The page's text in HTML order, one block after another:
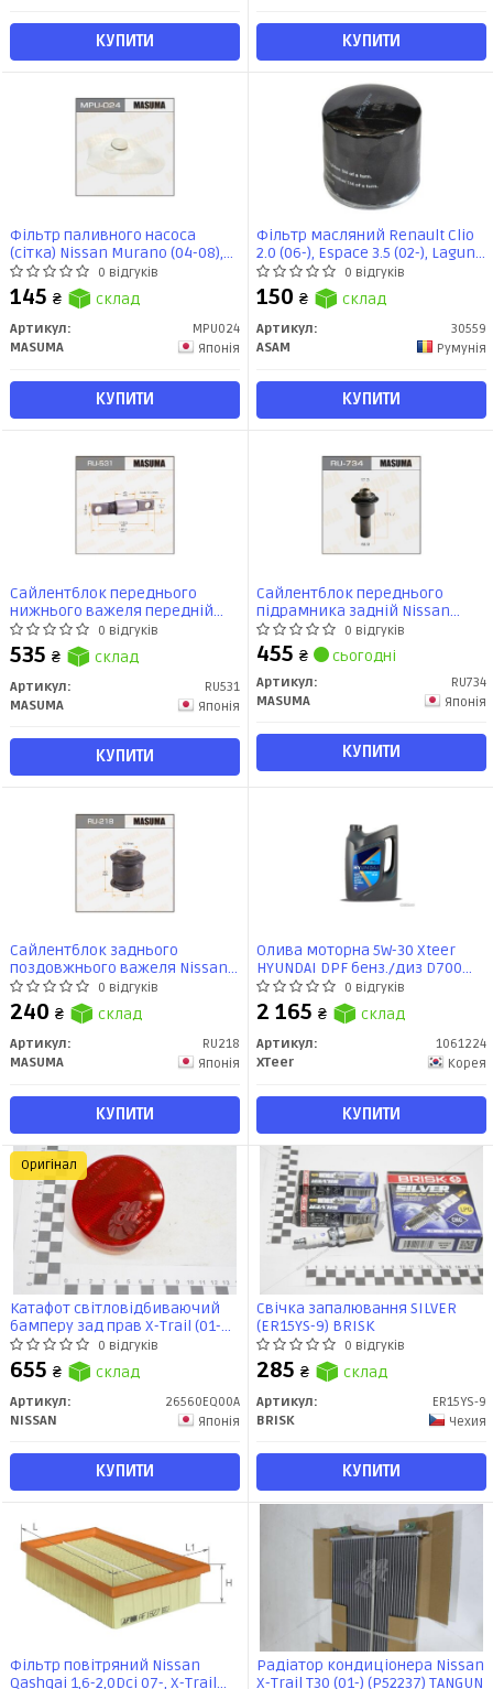
КУПИТИ КУПИТИ
Фільтр паливного насоса
(сітка) Nissan Murano (04-08),
Qashqai (10-), X-Trail (07-14)
(MPU-024) MASUMA
0 відгуків
145 ₴ склад
Артикул:
MPU024
MASUMA
Японія
КУПИТИ
Фільтр масляний Renault Clio
2.0 (06-), Espace 3.5 (02-), Laguna
2.0, 3.5 (07-) (30559) Asam
0 відгуків
150 ₴ склад
Артикул:
30559
ASAM
Румунія
КУПИТИ
Сайлентблок переднього
нижнього важеля передній
Nissan Qashqai (06-13/15-), X-
Trail (07-) (RU-531) MASUMA
0 відгуків
535 ₴ склад
Артикул:
RU531
MASUMA
Японія
КУПИТИ
Сайлентблок переднього
підрамника задній Nissan
Qashqai (06-13/15-), X-Trail (07-)
(RU-734) Masuma
0 відгуків
455 ₴ сьогодні
Артикул:
RU734
MASUMA
Японія
КУПИТИ
Сайлентблок заднього
поздовжнього важеля Nissan
Primera (-05), X-Trail (00-07)
(RU-218) MASUMA
0 відгуків
240 ₴ склад
Артикул:
RU218
MASUMA
Японія
КУПИТИ
Олива моторна 5W-30 Xteer
HYUNDAI DPF бенз./диз D700
API SP, ACEA C2/C3, 6л, синт
0 відгуків
2 165 ₴ склад
Артикул:
1061224
XTeer
Корея
КУПИТИ
Катафот світловідбиваючий
бамперу зад прав X-Trail (01-
07, 07-) (26560-EQ00A) NISSAN
0 відгуків
655 ₴ склад
Артикул:
26560EQ00A
NISSAN
Японія
КУПИТИ
Оригінал
Свічка запалювання SILVER
(ER15YS-9) BRISK
0 відгуків
285 ₴ склад
Артикул:
ER15YS-9
BRISK
Чехия
КУПИТИ
Фільтр повітряний Nissan
Qashqai 1,6-2,0Dci 07-, X-Trail
Радіатор кондиціонера Nissan
X-Trail T30 (01-) (P52237) TANGUN